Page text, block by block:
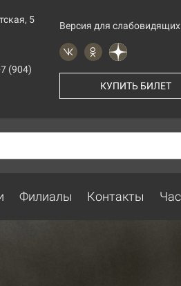
5
(904)
Версия для слабовидящих
КУПИТЬ БИЛЕТ
Филиалы Контакты